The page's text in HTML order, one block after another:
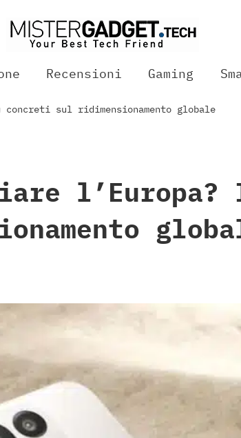
Recensioni Gaming
sul ridimensionamento globale